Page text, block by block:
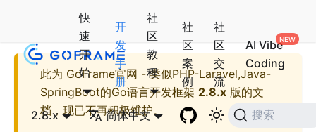
快
速
开
始
开
发
手
册
社
区
教
程
社
区
案
例
社
区
交
流
AI Vibe
Coding
2.8.x 简体中文 搜索
此为 GoFrame官网 - 类似PHP-Laravel,Java-
SpringBoot的Go语言开发框架 2.8.x 版的文
档，现已不再积极维护。